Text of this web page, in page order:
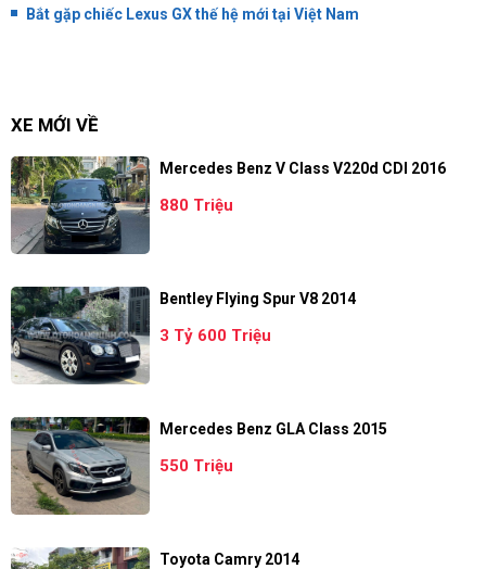
Bắt gặp chiếc Lexus GX thế hệ mới tại Việt Nam
XE MỚI VỀ
Mercedes Benz V Class V220d CDI 2016
880 Triệu
Bentley Flying Spur V8 2014
3 Tỷ 600 Triệu
Mercedes Benz GLA Class 2015
550 Triệu
Toyota Camry 2014